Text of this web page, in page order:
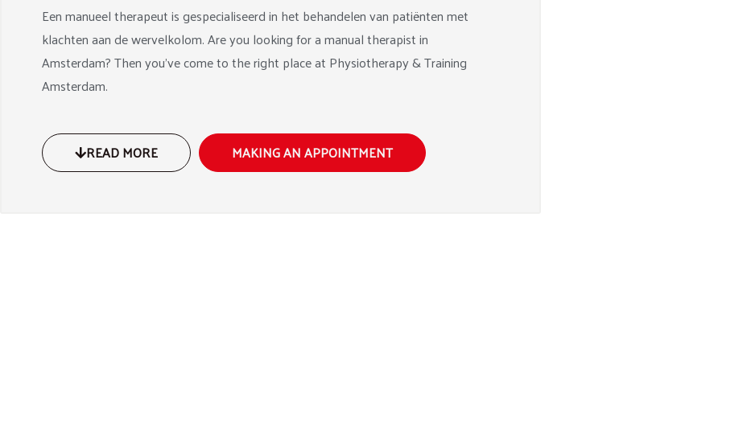
Een manueel therapeut is gespecialiseerd in het behandelen van patiënten met
klachten aan de wervelkolom. Are you looking for a manual therapist in
Amsterdam? Then you’ve come to the right place at Physiotherapy & Training
Amsterdam.
READ MORE MAKING AN APPOINTMENT